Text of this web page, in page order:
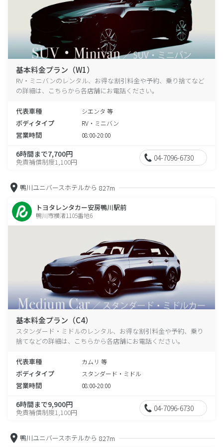
基本料金プラン（W1）
RV・ミニバンのレンタル、お得な割引料金や予約、乗り捨てなど
の詳細は、こちらから各店舗にお電話ください。
代表車種 シエンタ 等
ボディタイプ RV・ミニバン
営業時間 08:00-20:00
6時間まで7,700円
免責補償制度1,100円 04-7096-6730
鴨川ユニバースホテルから 827m
トヨタレンタカー安房鴨川駅前
鴨川市横渚1105番地6
基本料金プラン（C4）
スタンダード・ミドルのレンタル、お得な割引料金や予約、乗り
捨てなどの詳細は、こちらから各店舗にお電話ください。
代表車種 カムリ 等
ボディタイプ スタンダード・ミドル
営業時間 08:00-20:00
6時間まで9,900円
免責補償制度1,100円 04-7096-6730
鴨川ユニバースホテルから 827m